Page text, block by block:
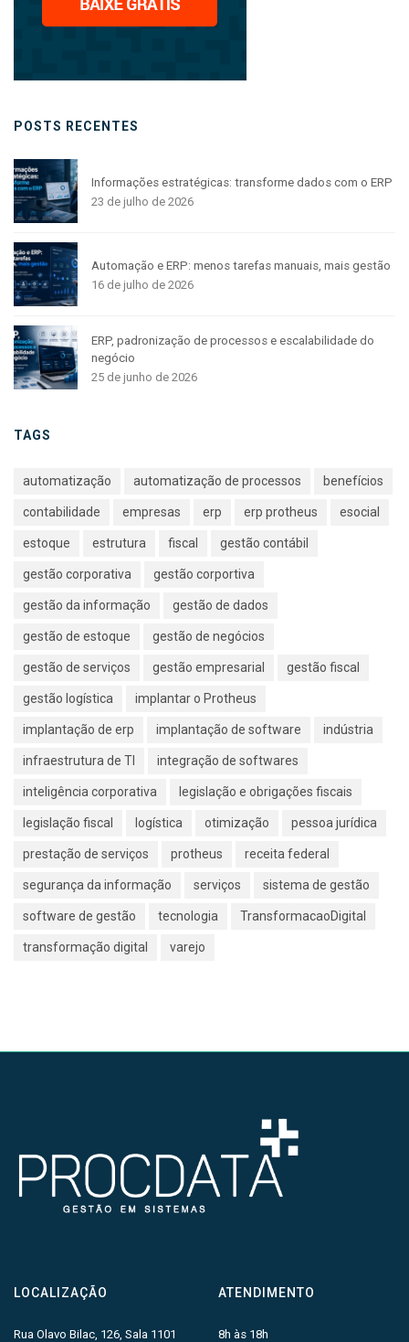
POSTS RECENTES
Informações estratégicas: transforme dados com o ERP
23 de julho de 2026
Automação e ERP: menos tarefas manuais, mais gestão
16 de julho de 2026
ERP, padronização de processos e escalabilidade do
negócio
25 de junho de 2026
TAGS
automatização automatização de processos benefícios
contabilidade empresas erp erp protheus esocial
estoque estrutura fiscal gestão contábil
gestão corporativa gestão corportiva
gestão da informação gestão de dados
gestão de estoque gestão de negócios
gestão de serviços gestão empresarial gestão fiscal
gestão logística implantar o Protheus
implantação de erp implantação de software indústria
infraestrutura de TI integração de softwares
inteligência corporativa legislação e obrigações fiscais
legislação fiscal logística otimização pessoa jurídica
prestação de serviços protheus receita federal
segurança da informação serviços sistema de gestão
software de gestão tecnologia TransformacaoDigital
transformação digital varejo
LOCALIZAÇÃO
Rua Olavo Bilac, 126, Sala 1101
ATENDIMENTO
8h às 18h